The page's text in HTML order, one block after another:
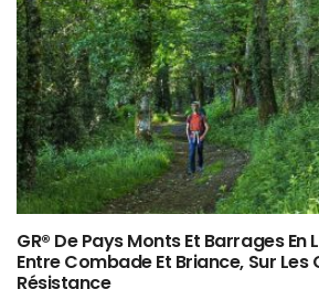
GR® De Pays Monts Et Barrages En
Entre Combade Et Briance, Sur Les
Résistance